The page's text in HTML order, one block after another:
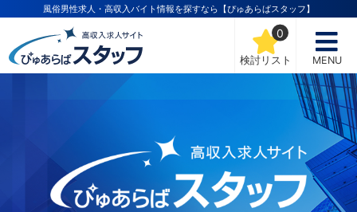
風俗男性求人・高収入バイト情報を探すなら【ぴゅあらばスタッフ】
検討リスト
0
MENU